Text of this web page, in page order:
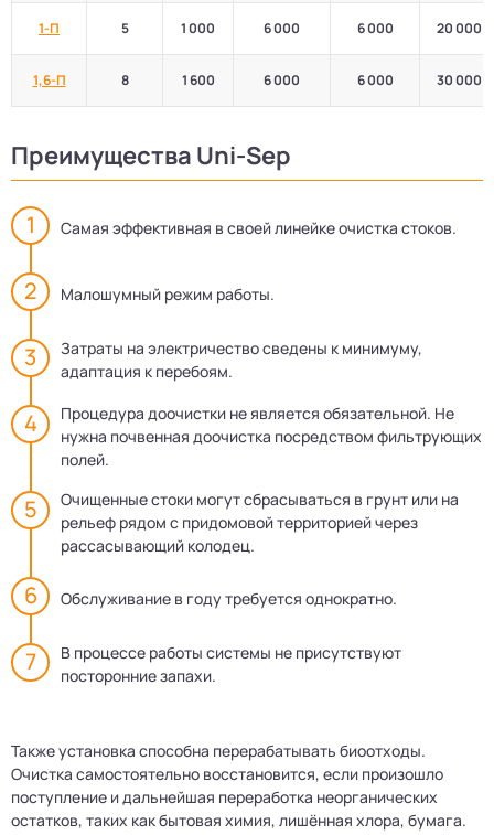
1-П 5 1 000 6 000 6 000 20 000
1,6-П 8 1 600 6 000 6 000 30 000
Преимущества Uni-Sep
Самая эффективная в своей линейке очистка стоков.
Малошумный режим работы.
Затраты на электричество сведены к минимуму,
адаптация к перебоям.
Процедура доочистки не является обязательной. Не
нужна почвенная доочистка посредством фильтрующих
полей.
Очищенные стоки могут сбрасываться в грунт или на
рельеф рядом с придомовой территорией через
рассасывающий колодец.
Обслуживание в году требуется однократно.
В процессе работы системы не присутствуют
посторонние запахи.
Также установка способна перерабатывать биоотходы.
Очистка самостоятельно восстановится, если произошло
поступление и дальнейшая переработка неорганических
остатков, таких как бытовая химия, лишённая хлора, бумага.